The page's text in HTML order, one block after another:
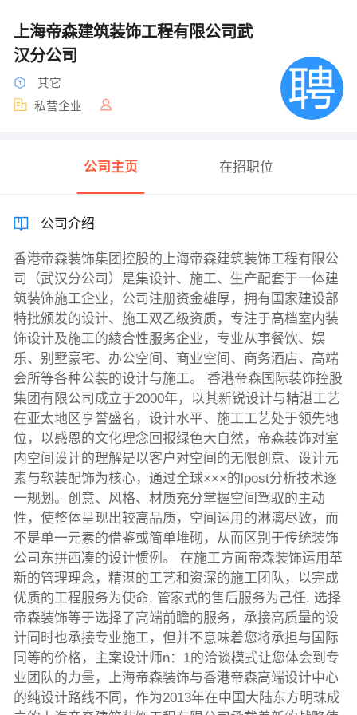
上海帝森建筑装饰工程有限公司武
汉分公司
其它
私营企业
公司主页 在招职位
公司介绍
香港帝森装饰集团控股的上海帝森建筑装饰工程有限公
司（武汉分公司）是集设计、施工、生产配套于一体建
筑装饰施工企业，公司注册资金雄厚，拥有国家建设部
特批颁发的设计、施工双乙级资质，专注于高档室内装
饰设计及施工的綾合性服务企业，专业从事餐饮、娱
乐、别墅豪宅、办公空间、商业空间、商务酒店、高端
会所等各种公装的设计与施工。 香港帝森国际装饰控股
集团有限公司成立于2000年，以其新锐设计与精湛工艺
在亚太地区享誉盛名，设计水平、施工工艺处于领先地
位，以感恩的文化理念回报绿色大自然，帝森装饰对室
内空间设计的理解是以客户对空间的无限创意、设计元
素与软装配饰为核心，通过全球×××的lpost分析技术逐
一规划。创意、风格、材质充分掌握空间驾驭的主动
性，使整体呈现出较高品质，空间运用的淋漓尽致，而
不是单一元素的借鉴或简单堆砌，从而区别于传统装饰
公司东拼西凑的设计惯例。 在施工方面帝森装饰运用革
新的管理理念，精湛的工艺和资深的施工团队，以完成
优质的工程服务为使命, 管家式的售后服务为己任, 选择
帝森装饰等于选择了高端前瞻的服务，承接高质量的设
计同时也承接专业施工，但并不意味着您将承担与国际
同等的价格，主案设计师n：1的洽谈模式让您体会到专
业团队的力量，上海帝森装饰与香港帝森高端设计中心
的纯设计路线不同，作为2013年在中国大陆东方明珠成